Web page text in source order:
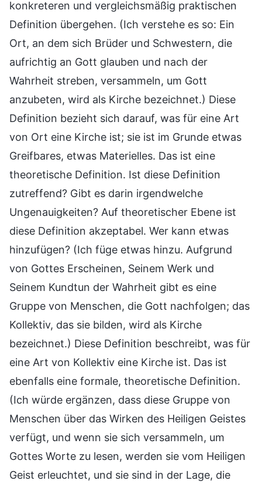
konkreteren und vergleichsmäßig praktischen
Definition übergehen. (Ich verstehe es so: Ein
Ort, an dem sich Brüder und Schwestern, die
aufrichtig an Gott glauben und nach der
Wahrheit streben, versammeln, um Gott
anzubeten, wird als Kirche bezeichnet.) Diese
Definition bezieht sich darauf, was für eine Art
von Ort eine Kirche ist; sie ist im Grunde etwas
Greifbares, etwas Materielles. Das ist eine
theoretische Definition. Ist diese Definition
zutreffend? Gibt es darin irgendwelche
Ungenauigkeiten? Auf theoretischer Ebene ist
diese Definition akzeptabel. Wer kann etwas
hinzufügen? (Ich füge etwas hinzu. Aufgrund
von Gottes Erscheinen, Seinem Werk und
Seinem Kundtun der Wahrheit gibt es eine
Gruppe von Menschen, die Gott nachfolgen; das
Kollektiv, das sie bilden, wird als Kirche
bezeichnet.) Diese Definition beschreibt, was für
eine Art von Kollektiv eine Kirche ist. Das ist
ebenfalls eine formale, theoretische Definition.
(Ich würde ergänzen, dass diese Gruppe von
Menschen über das Wirken des Heiligen Geistes
verfügt, und wenn sie sich versammeln, um
Gottes Worte zu lesen, werden sie vom Heiligen
Geist erleuchtet, und sie sind in der Lage, die